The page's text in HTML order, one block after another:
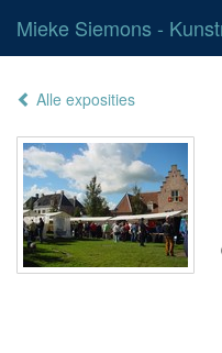
Alle exposities